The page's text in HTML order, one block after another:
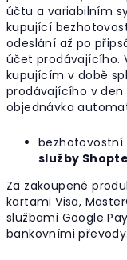
účtu a variabilním
kupující
odeslání až po
účet prodávajícího.
kupujícím v době
prodávajícího v
objednávka
bezhotovostní
služby
Za zakoupené
kartami Visa,
službami Google
bankovními převody.